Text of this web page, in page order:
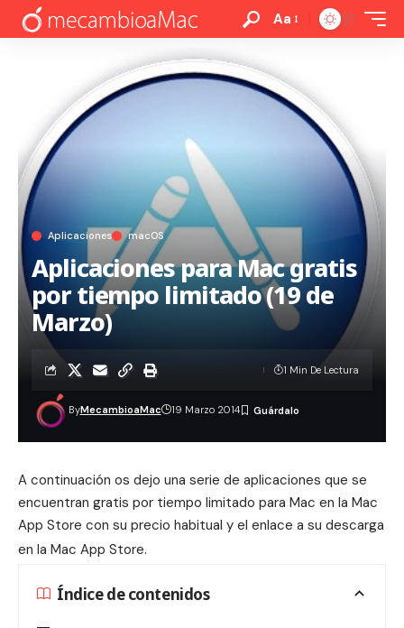
Aa
Aplicaciones macOS
Aplicaciones para Mac gratis
por tiempo limitado (19 de
Marzo)
ByMecambioaMac 19 Marzo 2014
1 Min De Lectura
A continuación os dejo una serie de aplicaciones que se
encuentran gratis por tiempo limitado para Mac en la Mac
App Store con su precio habitual y el enlace a su descarga
en la Mac App Store.
Índice de contenidos